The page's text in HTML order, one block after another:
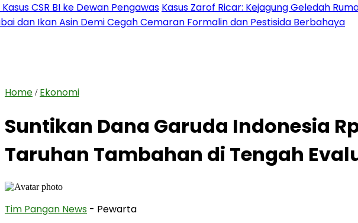
BI ke Dewan PengawasKasus Zarof Ricar: Kejagung Geledah Rumah
Ikan Asin Demi Cegah Cemaran Formalin dan Pestisida Berbahaya
Home / Ekonomi
Suntikan Dana Garuda Indonesia
Taruhan Tambahan di Tengah
Tim Pangan News - Pewarta